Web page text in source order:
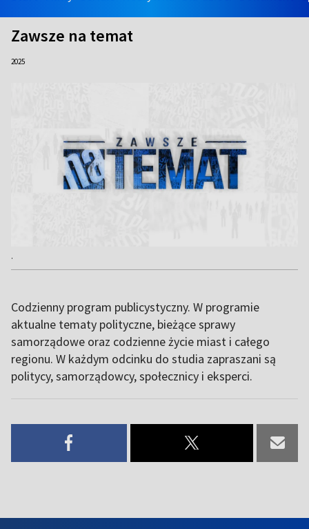
Zawsze na temat
2025
.
Codzienny program publicystyczny. W programie
aktualne tematy polityczne, bieżące sprawy
samorządowe oraz codzienne życie miast i całego
regionu. W każdym odcinku do studia zapraszani są
politycy, samorządowcy, społecznicy i eksperci.